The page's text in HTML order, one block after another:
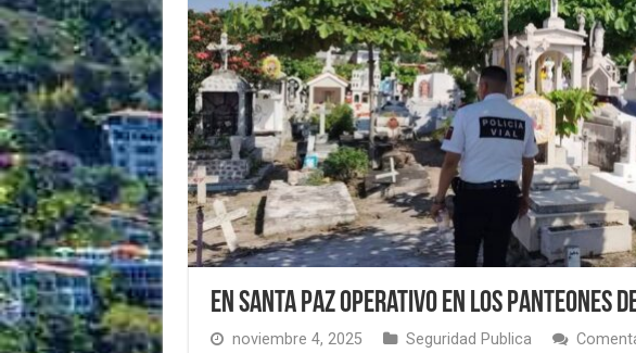
En santa paz operativo en los panteones
noviembre 4, 2025 Seguridad Publica